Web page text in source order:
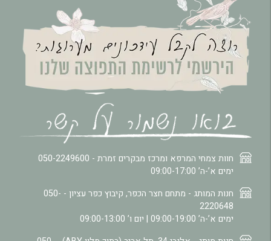
חוות צמחי המרפא ומרכז מבקרים זמרת - 050-2249600
ימים א’-ה’ 09:00-17:00
חנות המותג - מתחם חצר הכפר, קיבוץ כפר עציון - 050-
2220648
ימים א’-ה’ 09:00-19:00 | יום ו’ 09:00-13:00